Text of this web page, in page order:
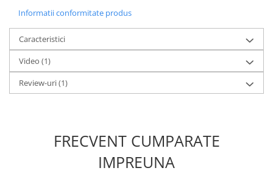
Informatii conformitate produs
Caracteristici
Video (1)
Review-uri(1)
FRECVENT CUMPARATE
IMPREUNA